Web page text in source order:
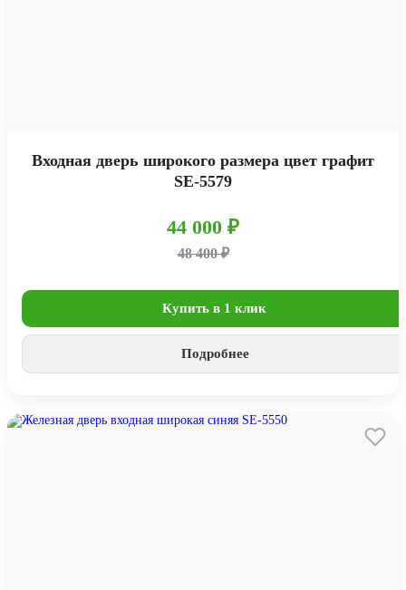
Входная дверь широкого размера цвет графит
SE-5579
44 000 ₽
48 400 ₽
Купить в 1 клик
Подробнее